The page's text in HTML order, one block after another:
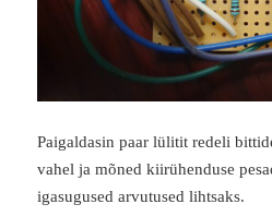
Paigaldasin paar lülitit redeli
vahel ja mõned kiirühenduse
igasugused arvutused lihtsaks.